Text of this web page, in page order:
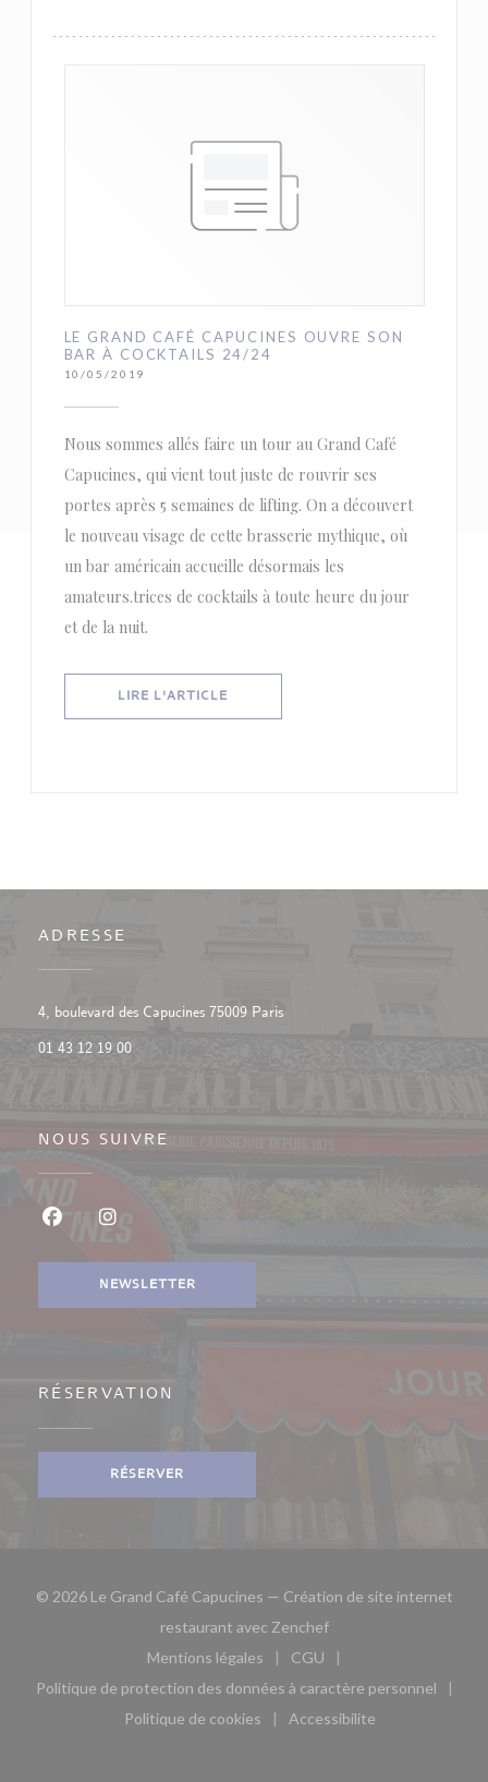
LE GRAND CAFÉ CAPUCINES OUVRE SON
BAR À COCKTAILS 24/24
10/05/2019
Nous sommes allés faire un tour au Grand Café
Capucines, qui vient tout juste de rouvrir ses
portes après 5 semaines de lifting. On a découvert
le nouveau visage de cette brasserie mythique, où
un bar américain accueille désormais les
amateurs.trices de cocktails à toute heure du jour
et de la nuit.
LIRE L'ARTICLE
ADRESSE
4, boulevard des Capucines 75009 Paris((ouvre une nouvelle fenêtre))
01 43 12 19 00
NOUS SUIVRE
Facebook ((ouvre une nouvelle fenêtre))
Instagram ((ouvre une nouvelle fenêtre))
NEWSLETTER
RÉSERVATION
RÉSERVER
© 2026 Le Grand Café Capucines — Création de site internet
restaurant avec Zenchef((ouvre une nouvelle
Mentions légales
((ouvre une nouvelle fenêtre))
CGU
((ouvre une nouvelle
Politique de protection des données à caractère personnel
((ouvre une nouvelle fenêtre))
Politique de cookies
((ouvre une nouvelle fenêtre))
Accessibilite